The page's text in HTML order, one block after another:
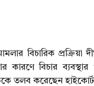
বিচারিক প্রক্রিয়া
কারণে বিচার
তলব করেছেন